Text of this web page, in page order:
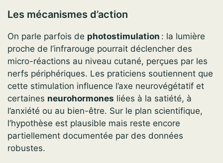
Les mécanismes d’action
On parle parfois de photostimulation : la lumière
proche de l’infrarouge pourrait déclencher des
micro-réactions au niveau cutané, perçues par les
nerfs périphériques. Les praticiens soutiennent que
cette stimulation influence l’axe neurovégétatif et
certaines neurohormones liées à la satiété, à
l’anxiété ou au bien-être. Sur le plan scientifique,
l’hypothèse est plausible mais reste encore
partiellement documentée par des données
robustes.